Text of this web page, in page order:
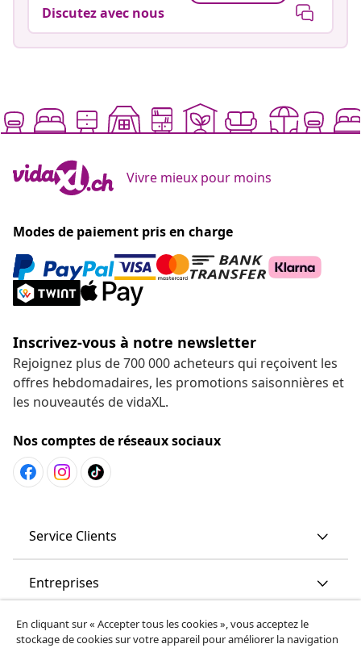
Discutez avec nous
Vivre mieux pour moins
Modes de paiement pris en charge
Inscrivez-vous à notre newsletter
Rejoignez plus de 700 000 acheteurs qui reçoivent les
offres hebdomadaires, les promotions saisonnières et
les nouveautés de vidaXL.
Nos comptes de réseaux sociaux
Service Clients
Entreprises
vidaXL
En cliquant sur « Accepter tous les cookies », vous acceptez le
stockage de cookies sur votre appareil pour améliorer la navigation